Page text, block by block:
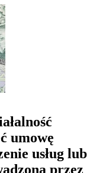
umowę
usług lub
przez